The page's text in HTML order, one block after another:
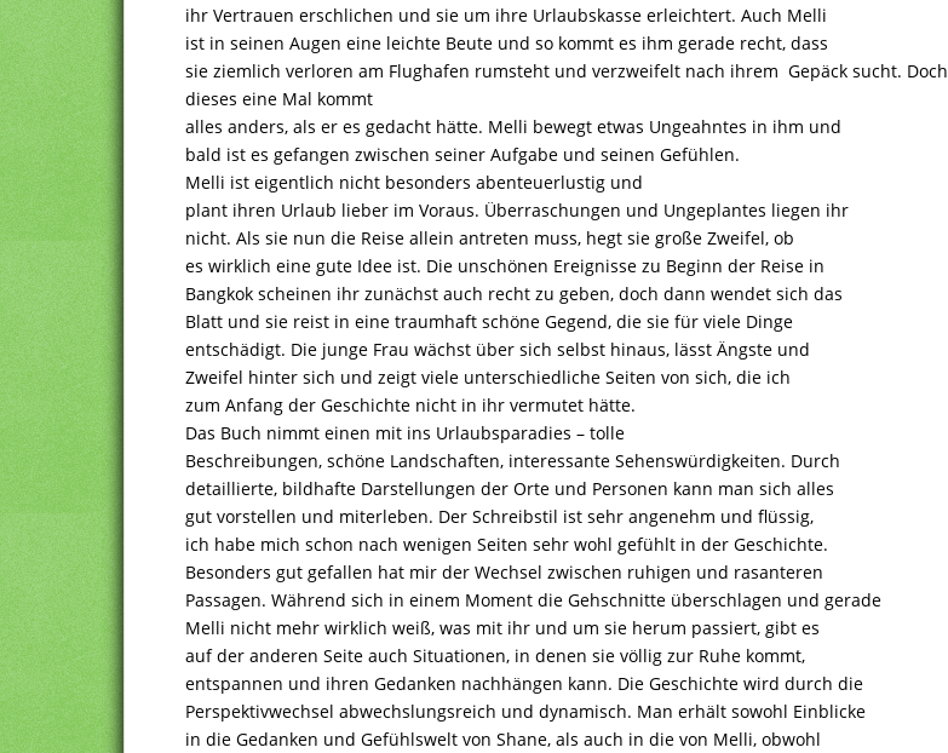
ihr Vertrauen erschlichen und sie um ihre Urlaubskasse erleichtert. Auch Melli
ist in seinen Augen eine leichte Beute und so kommt es ihm gerade recht, dass
sie ziemlich verloren am Flughafen rumsteht und verzweifelt nach ihrem Gepäck sucht. Doch
dieses eine Mal kommt
alles anders, als er es gedacht hätte. Melli bewegt etwas Ungeahntes in ihm und
bald ist es gefangen zwischen seiner Aufgabe und seinen Gefühlen.
Melli ist eigentlich nicht besonders abenteuerlustig und
plant ihren Urlaub lieber im Voraus. Überraschungen und Ungeplantes liegen ihr
nicht. Als sie nun die Reise allein antreten muss, hegt sie große Zweifel, ob
es wirklich eine gute Idee ist. Die unschönen Ereignisse zu Beginn der Reise in
Bangkok scheinen ihr zunächst auch recht zu geben, doch dann wendet sich das
Blatt und sie reist in eine traumhaft schöne Gegend, die sie für viele Dinge
entschädigt. Die junge Frau wächst über sich selbst hinaus, lässt Ängste und
Zweifel hinter sich und zeigt viele unterschiedliche Seiten von sich, die ich
zum Anfang der Geschichte nicht in ihr vermutet hätte.
Das Buch nimmt einen mit ins Urlaubsparadies – tolle
Beschreibungen, schöne Landschaften, interessante Sehenswürdigkeiten. Durch
detaillierte, bildhafte Darstellungen der Orte und Personen kann man sich alles
gut vorstellen und miterleben. Der Schreibstil ist sehr angenehm und flüssig,
ich habe mich schon nach wenigen Seiten sehr wohl gefühlt in der Geschichte.
Besonders gut gefallen hat mir der Wechsel zwischen ruhigen und rasanteren
Passagen. Während sich in einem Moment die Gehschnitte überschlagen und gerade
Melli nicht mehr wirklich weiß, was mit ihr und um sie herum passiert, gibt es
auf der anderen Seite auch Situationen, in denen sie völlig zur Ruhe kommt,
entspannen und ihren Gedanken nachhängen kann. Die Geschichte wird durch die
Perspektivwechsel abwechslungsreich und dynamisch. Man erhält sowohl Einblicke
in die Gedanken und Gefühlswelt von Shane, als auch in die von Melli, obwohl